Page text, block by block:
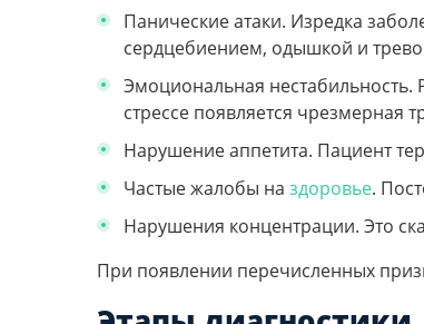
Панические атаки. Изредка
сердцебиением, одышкой и
Эмоциональная нестабильность.
стрессе появляется чрезмерная
Нарушение аппетита. Пациент
Частые жалобы на здоровье.
Нарушения концентрации. Это
При появлении перечисленных